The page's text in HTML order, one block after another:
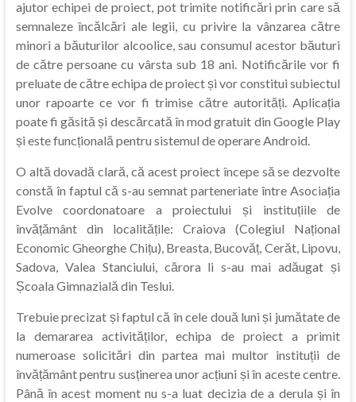
ajutor echipei de proiect, pot trimite notificări prin care să
semnaleze încălcări ale legii, cu privire la vânzarea către
minori a băuturilor alcoolice, sau consumul acestor băuturi
de către persoane cu vârsta sub 18 ani. Notificările vor fi
preluate de către echipa de proiect și vor constitui subiectul
unor rapoarte ce vor fi trimise către autorități. Aplicația
poate fi găsită și descărcată în mod gratuit din Google Play
și este funcțională pentru sistemul de operare Android.
O altă dovadă clară, că acest proiect începe să se dezvolte
constă în faptul că s-au semnat parteneriate între Asociația
Evolve coordonatoare a proiectului și instituțiile de
învățământ din localitățile: Craiova (Colegiul Național
Economic Gheorghe Chițu), Breasta, Bucovăț, Cerăt, Lipovu,
Sadova, Valea Stanciului, cărora li s-au mai adăugat și
Școala Gimnazială din Teslui.
Trebuie precizat și faptul că în cele două luni și jumătate de
la demararea activităților, echipa de proiect a primit
numeroase solicitări din partea mai multor instituții de
învățământ pentru susținerea unor acțiuni și în aceste centre.
Până în acest moment nu s-a luat decizia de a derula și în